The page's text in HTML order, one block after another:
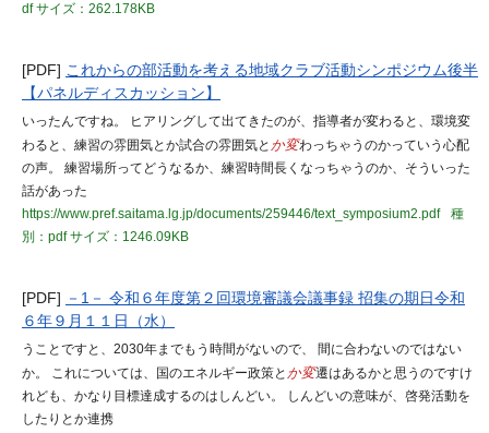
dfサイズ：262.178KB
[PDF] これからの部活動を考える地域クラブ活動シンポジウム後半
【パネルディスカッション】
いったんですね。 ヒアリングして出てきたのが、指導者が変わると、環境変
わると、練習の雰囲気とか試合の雰囲気と か変わっちゃうのかっていう心配
の声。 練習場所ってどうなるか、練習時間長くなっちゃうのか、そういった
話があった
https://www.pref.saitama.lg.jp/documents/259446/text_symposium2.pdf
種
別：pdfサイズ：1246.09KB
[PDF] －1－ 令和６年度第２回環境審議会議事録 招集の期日令和
６年９月１１日（水）
うことですと、2030年までもう時間がないので、 間に合わないのではない
か。 これについては、国のエネルギー政策と か変遷はあるかと思うのですけ
れども、かなり目標達成するのはしんどい。 しんどいの意味が、啓発活動を
したりとか連携